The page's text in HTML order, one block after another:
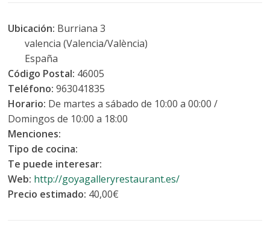
Ubicación: Burriana 3
valencia (Valencia/València)
España
Código Postal: 46005
Teléfono:963041835
Horario: De martes a sábado de 10:00 a 00:00 /
Domingos de 10:00 a 18:00
Menciones:
Tipo de cocina:
Te puede interesar:
Web: http://goyagalleryrestaurant.es/
Precio estimado: 40,00€